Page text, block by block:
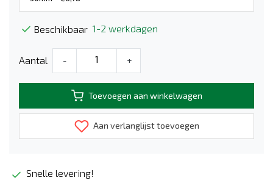
Beschikbaar 1-2 werkdagen
Aantal - +
Toevoegen aan winkelwagen
Aan verlanglijst toevoegen
Snelle levering!